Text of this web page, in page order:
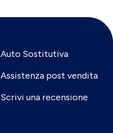
Auto Sostitutiva
Assistenza post vendita
Scrivi una recensione